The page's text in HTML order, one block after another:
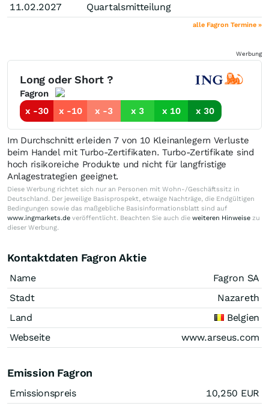
11.02.2027
Quartalsmitteilung
alle Fagron Termine »
Werbung
Long oder Short ?
Fagron
x -30
x -10 x -3 x 3 x 10 x 30
Im Durchschnitt erleiden 7 von 10 Kleinanlegern Verluste
beim Handel mit Turbo-Zertifikaten. Turbo-Zertifikate sind
hoch risikoreiche Produkte und nicht für langfristige
Anlagestrategien geeignet.
Diese Werbung richtet sich nur an Personen mit Wohn-/Geschäftssitz in
Deutschland. Der jeweilige Basisprospekt, etwaige Nachträge, die Endgültigen
Bedingungen sowie das maßgebliche Basisinformationsblatt sind auf
www.ingmarkets.de veröffentlicht. Beachten Sie auch die weiteren Hinweise zu
dieser Werbung.
Kontaktdaten Fagron Aktie
Name
Fagron SA
Stadt
Nazareth
Land
Belgien
Webseite
www.arseus.com
Emission Fagron
Emissionspreis 10,250 EUR